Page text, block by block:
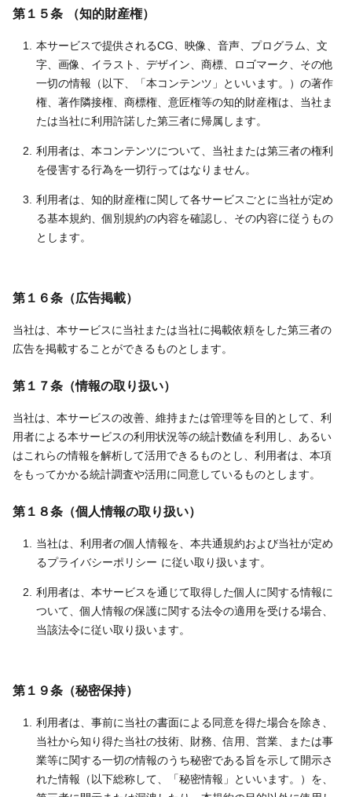
第１５条 （知的財産権）
本サービスで提供されるCG、映像、音声、プログラム、文
字、画像、イラスト、デザイン、商標、ロゴマーク、その他
一切の情報（以下、「本コンテンツ」といいます。）の著作
権、著作隣接権、商標権、意匠権等の知的財産権は、当社ま
たは当社に利用許諾した第三者に帰属します。
利用者は、本コンテンツについて、当社または第三者の権利
を侵害する行為を一切行ってはなりません。
利用者は、知的財産権に関して各サービスごとに当社が定め
る基本規約、個別規約の内容を確認し、その内容に従うもの
とします。
第１６条（広告掲載）
当社は、本サービスに当社または当社に掲載依頼をした第三者の
広告を掲載することができるものとします。
第１７条（情報の取り扱い）
当社は、本サービスの改善、維持または管理等を目的として、利
用者による本サービスの利用状況等の統計数値を利用し、あるい
はこれらの情報を解析して活用できるものとし、利用者は、本項
をもってかかる統計調査や活用に同意しているものとします。
第１８条（個人情報の取り扱い）
当社は、利用者の個人情報を、本共通規約および当社が定め
るプライバシーポリシー に従い取り扱います。
利用者は、本サービスを通じて取得した個人に関する情報に
ついて、個人情報の保護に関する法令の適用を受ける場合、
当該法令に従い取り扱います。
第１９条（秘密保持）
利用者は、事前に当社の書面による同意を得た場合を除き、
当社から知り得た当社の技術、財務、信用、営業、または事
業等に関する一切の情報のうち秘密である旨を示して開示さ
れた情報（以下総称して、「秘密情報」といいます。）を、